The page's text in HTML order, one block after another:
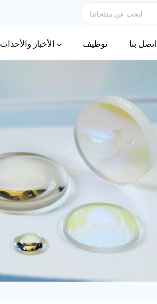
الأخبار والأحداث توظيف اتصل بنا